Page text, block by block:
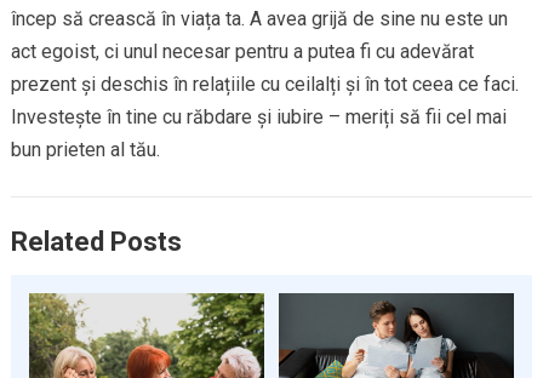
încep să crească în viața ta. A avea grijă de sine nu este un
act egoist, ci unul necesar pentru a putea fi cu adevărat
prezent și deschis în relațiile cu ceilalți și în tot ceea ce faci.
Investește în tine cu răbdare și iubire – meriți să fii cel mai
bun prieten al tău.
Related Posts